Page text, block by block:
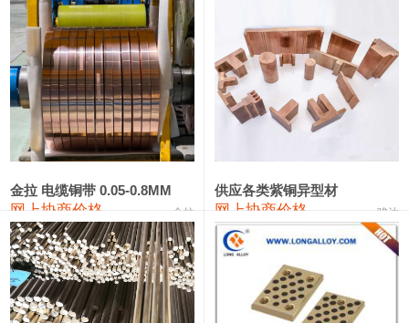
漆包线 111,970—115,970 113,970
磷铜合金 110,800—117,600 114,200 400
无氧铜丝(硬) 109,710—110,010 109,860
R410A专用紫铜管 113,700—113,700
铸造铝合金锭(A380） 26,300—26,500 26,400 100
铝合金ADC12 24,200—24,400 100
铸造铝合金锭(ZL102) 24,300—24,500 24,400
金拉 电缆铜带 0.05-0.8MM
网上协商价格 金拉
供应各类紫铜异型材
网上协商价格 骏达